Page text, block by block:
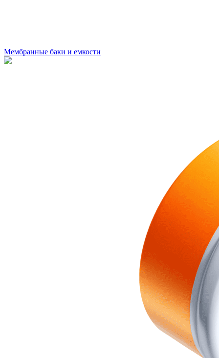
Мембранные баки и емкости